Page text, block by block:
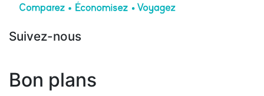
Suivez-nous
Bon plans